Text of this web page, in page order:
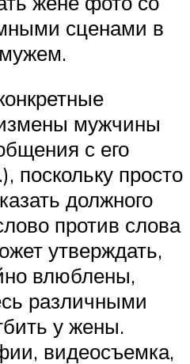
сценами в
мужчины
с его
поскольку просто
должного
против слова
утверждать,
влюблены,
различными
у жены.
видеосъемка,